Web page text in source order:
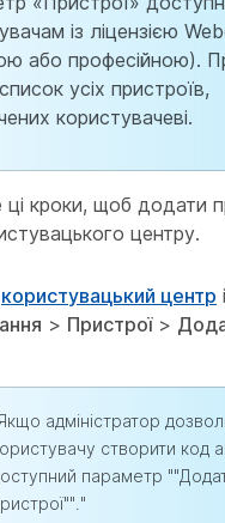
із ліцензією
або професійною).
усіх пристроїв,
користувачеві.
кроки, щоб додати
центру.
користувацький центр
> Пристрої>
адміністратор
створити код
параметр